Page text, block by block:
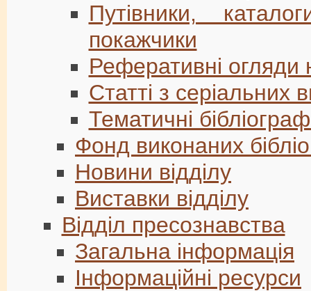
Путівники,
покажчики
Реферативні
Статті з серіальних
Тематичні
Фонд виконаних
Новини відділу
Виставки відділу
Відділ пресознавства
Загальна інформація
Інформаційні ресурси